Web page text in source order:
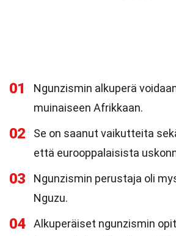
01
Ngunzismin alkuperä
muinaiseen Afrikkaan.
02
Se on saanut vaikutteita
että eurooppalaisista
03
Ngunzismin perustaja oli
Nguzu.
04
Alkuperäiset ngunzismin